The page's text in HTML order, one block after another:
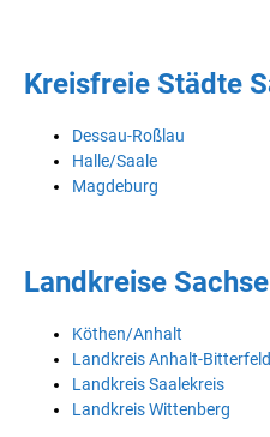
Kreisfreie Städte
Dessau-Roßlau
Halle/Saale
Magdeburg
Landkreise
Köthen/Anhalt
Landkreis Anhalt-Bitterfeld
Landkreis Saalekreis
Landkreis Wittenberg